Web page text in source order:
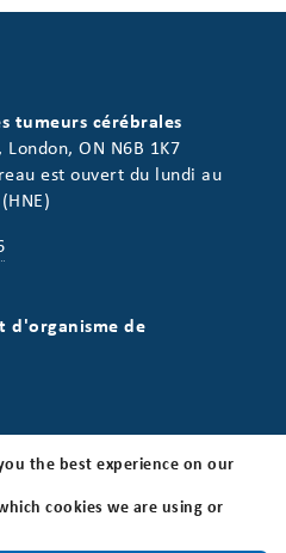
tumeurs cérébrales
ON N6B 1K7
est ouvert du lundi au
d'organisme de
the best experience on our
cookies we are using or